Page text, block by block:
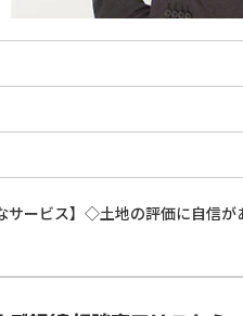
サービス】◇土地の評価に自信